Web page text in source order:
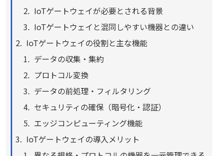
IoTゲートウェイが必要とされる背景
IoTゲートウェイと混同しやすい機器との違い
IoTゲートウェイの役割と主な機能
データの収集・集約
プロトコル変換
データの前処理・フィルタリング
セキュリティの確保（暗号化・認証）
エッジコンピューティング機能
IoTゲートウェイの導入メリット